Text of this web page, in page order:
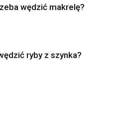
wędzić makrelę?
ryby z szynka?